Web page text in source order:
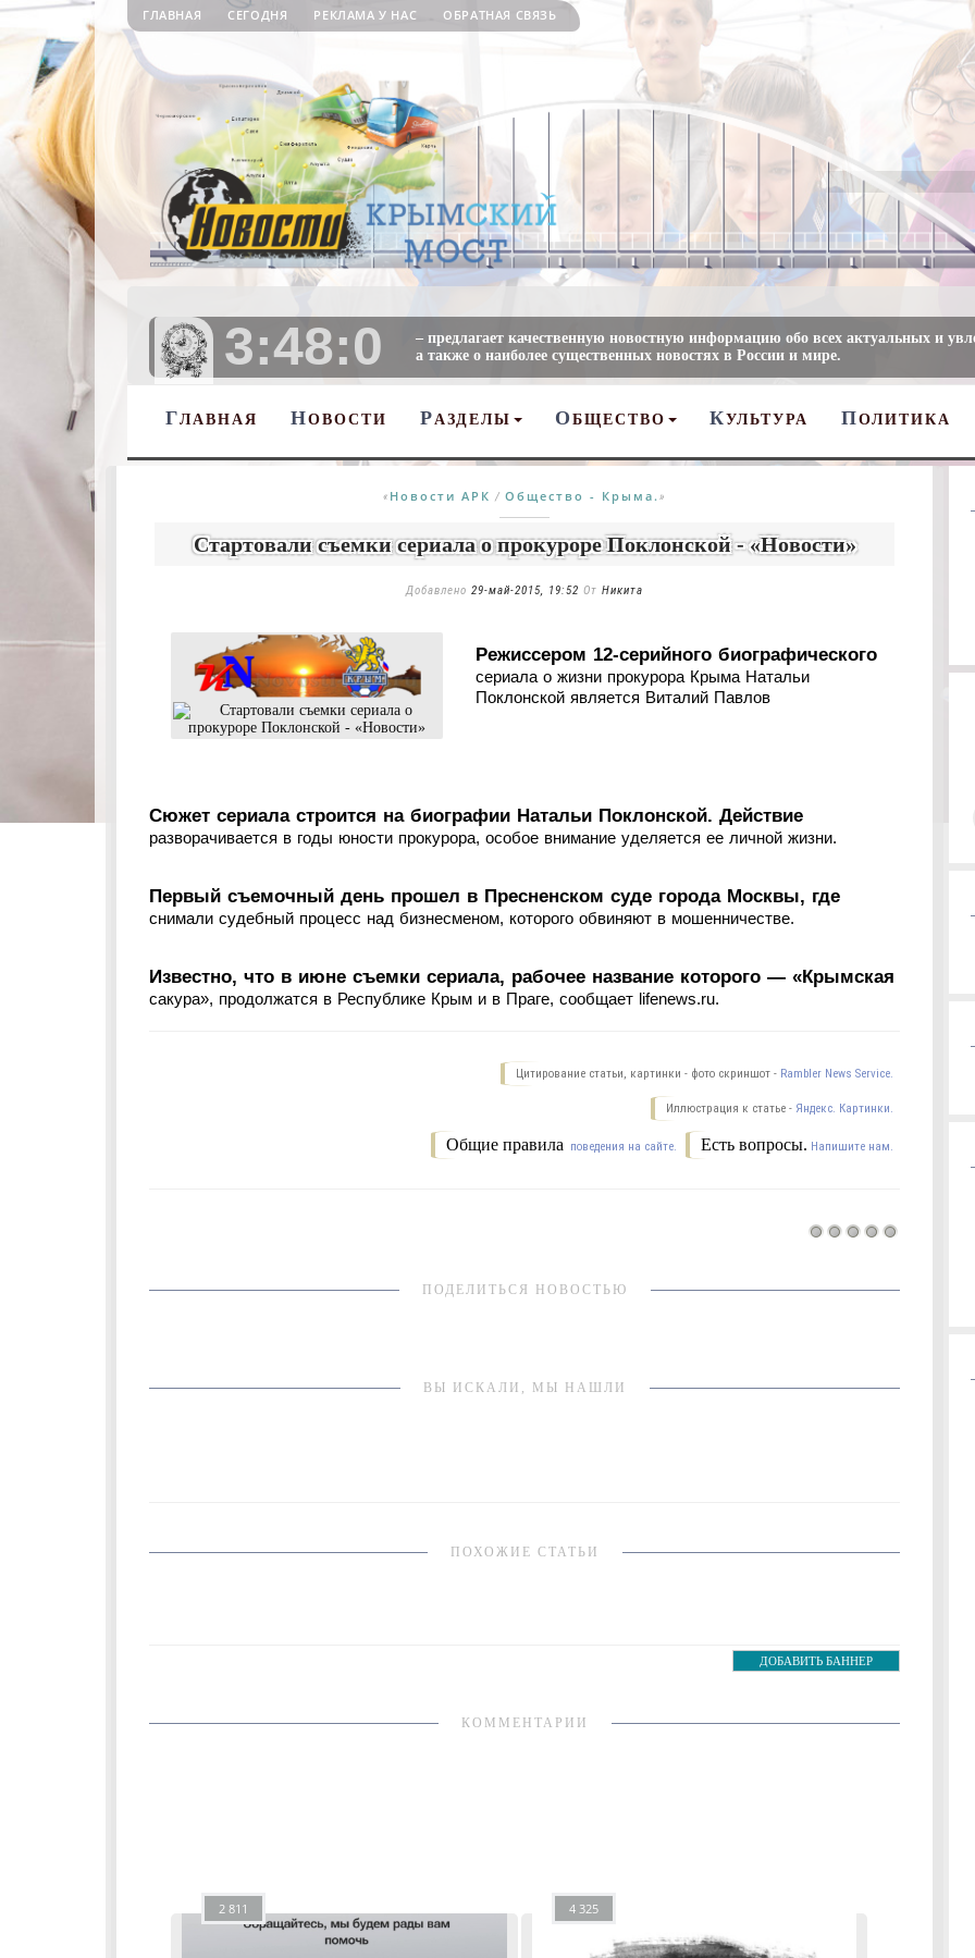
ГЛАВНАЯ СЕГОДНЯ РЕКЛАМА У НАС ОБРАТНАЯ СВЯЗЬ
3:48:1
– предлагает качественную новостную информацию обо всех актуальных и
а также о наиболее существенных новостях в России и мире.
ГЛАВНАЯ НОВОСТИ Р АЗДЕЛЫ О БЩЕСТВО КУЛЬТУРА ПОЛИТИКА
« Новости АРК / Общество - Крыма. »
Стартовали съемки сериала о прокуроре Поклонской - «Новости»
Добавлено 29-май-2015, 19:52 От Никита
Режиссером 12-серийного биографического
сериала о жизни прокурора Крыма Натальи
Поклонской является Виталий Павлов
Сюжет сериала строится на биографии Натальи Поклонской. Действие
разворачивается в годы юности прокурора, особое внимание уделяется ее личной жизни.
Первый съемочный день прошел в Пресненском суде города Москвы, где
снимали судебный процесс над бизнесменом, которого обвиняют в мошенничестве.
Известно, что в июне съемки сериала, рабочее название которого — «Крымская
сакура», продолжатся в Республике Крым и в Праге, сообщает lifenews.ru.
Цитирование статьи, картинки - фото скриншот - Rambler News Service.
Иллюстрация к статье - Яндекс. Картинки.
Есть вопросы. Напишите нам.
Общие правила поведения на сайте.
ПОДЕЛИТЬСЯ НОВОСТЬЮ
ВЫ ИСКАЛИ, МЫ НАШЛИ
ПОХОЖИЕ СТАТЬИ
ДОБАВИТЬ БАННЕР
КОММЕНТАРИИ
2 811 4 325